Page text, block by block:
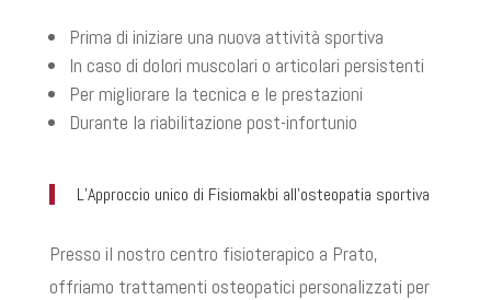
Prima di iniziare una nuova attività sportiva
In caso di dolori muscolari o articolari persistenti
Per migliorare la tecnica e le prestazioni
Durante la riabilitazione post-infortunio
L’Approccio unico di Fisiomakbi all’osteopatia sportiva
Presso il nostro centro fisioterapico a Prato,
offriamo trattamenti osteopatici personalizzati per